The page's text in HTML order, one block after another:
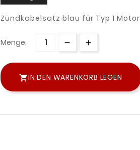
Zündkabelsatz blau für Typ 1 Motor
Menge:
IN DEN WARENKORB LEGEN